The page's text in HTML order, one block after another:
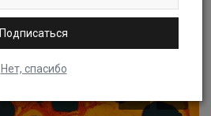
Подписаться
Нет, спасибо